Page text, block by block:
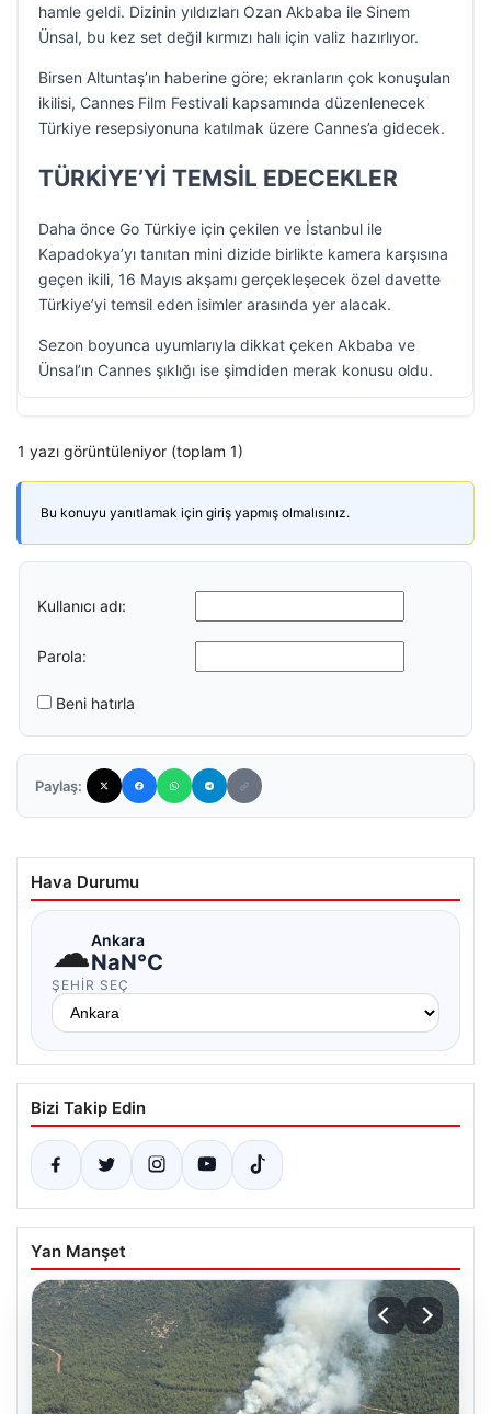
hamle geldi. Dizinin yıldızları Ozan Akbaba ile Sinem
Ünsal, bu kez set değil kırmızı halı için valiz hazırlıyor.
Birsen Altuntaş’ın haberine göre; ekranların çok konuşulan
ikilisi, Cannes Film Festivali kapsamında düzenlenecek
Türkiye resepsiyonuna katılmak üzere Cannes’a gidecek.
TÜRKİYE’Yİ TEMSİL EDECEKLER
Daha önce Go Türkiye için çekilen ve İstanbul ile
Kapadokya’yı tanıtan mini dizide birlikte kamera karşısına
geçen ikili, 16 Mayıs akşamı gerçekleşecek özel davette
Türkiye’yi temsil eden isimler arasında yer alacak.
Sezon boyunca uyumlarıyla dikkat çeken Akbaba ve
Ünsal’ın Cannes şıklığı ise şimdiden merak konusu oldu.
1 yazı görüntüleniyor (toplam 1)
Bu konuyu yanıtlamak için giriş yapmış olmalısınız.
Kullanıcı adı:
Parola:
Beni hatırla
Paylaş:
Hava Durumu
☁Ankara
NaN°C
ŞEHIR SEÇ
Bizi Takip Edin
Yan Manşet